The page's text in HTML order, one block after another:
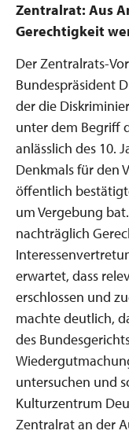
Zentralrat: Aus
Gerechtigkeit
Der Zentralrats-
Bundespräsident
der die
unter dem Begriff
anlässlich des 10.
Denkmals für den
öffentlich
um Vergebung
nachträglich
erwartet, dass
erschlossen und
machte deutlich,
des
untersuchen und
Kulturzentrum
Zentralrat an der